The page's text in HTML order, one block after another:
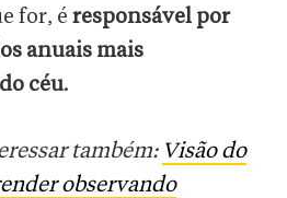
for, é responsável por
anuais mais
céu.
também: Visão do
observando